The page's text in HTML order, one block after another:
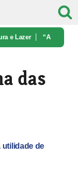
e Lazer “A
das
utilidade de